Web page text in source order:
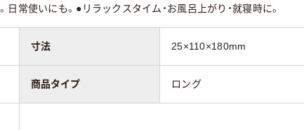
常使いにも。●リラックスタイム・お風呂上がり・就寝時に。
寸法 25×110×180mm
商品タイプ ロング